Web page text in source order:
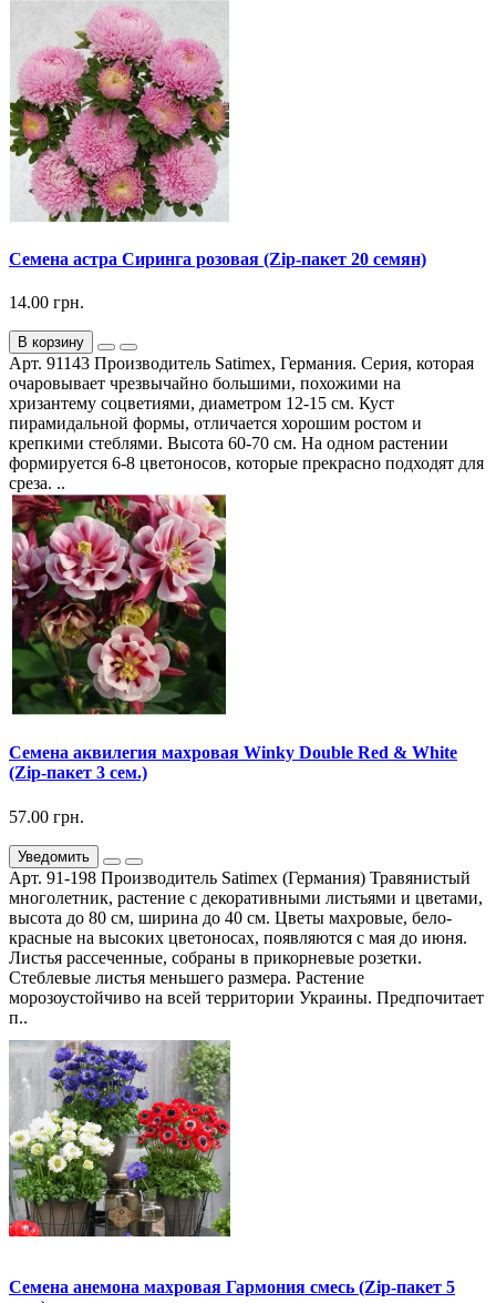
Семена астра Сиринга розовая (Zip-пакет 20 семян)
14.00 грн.
В корзину
Арт. 91143 Производитель Satimex, Германия. Серия, которая
очаровывает чрезвычайно большими, похожими на
хризантему соцветиями, диаметром 12-15 см. Куст
пирамидальной формы, отличается хорошим ростом и
крепкими стеблями. Высота 60-70 см. На одном растении
формируется 6-8 цветоносов, которые прекрасно подходят для
среза. ..
Семена аквилегия махровая Winky Double Red & White
(Zip-пакет 3 сем.)
57.00 грн.
Уведомить
Арт. 91-198 Производитель Satimex (Германия) Травянистый
многолетник, растение с декоративными листьями и цветами,
высота до 80 см, ширина до 40 см. Цветы махровые, бело-
красные на высоких цветоносах, появляются с мая до июня.
Листья рассеченные, собраны в прикорневые розетки.
Стеблевые листья меньшего размера. Растение
морозоустойчиво на всей территории Украины. Предпочитает
п..
Семена анемона махровая Гармония смесь (Zip-пакет 5